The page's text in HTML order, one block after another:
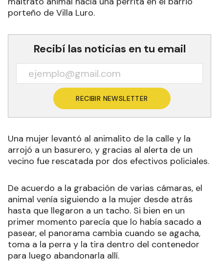
porteño de Villa Luro.
Recibí las noticias en tu email
RECIBIR NEWSLETTER
Una mujer levantó al animalito de la calle y la
arrojó a un basurero, y gracias al alerta de un
vecino fue rescatada por dos efectivos policiales.
De acuerdo a la grabación de varias cámaras, el
animal venía siguiendo a la mujer desde atrás
hasta que llegaron a un tacho. Si bien en un
primer momento parecía que lo había sacado a
pasear, el panorama cambia cuando se agacha,
toma a la perra y la tira dentro del contenedor
para luego abandonarla allí.